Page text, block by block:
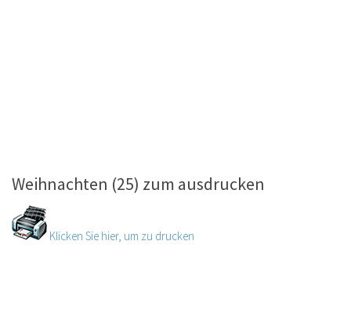
Weihnachten (25) zum ausdrucken
Klicken Sie hier, um zu drucken